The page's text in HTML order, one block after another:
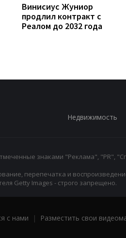
Винисиус Жуниор
продлил контракт с
Реалом до 2032 года
Недвижимость
знаками "Реклама", "PR",
перепечатка и
Getty Images - строго запрещено.
с нами | Разместить свои